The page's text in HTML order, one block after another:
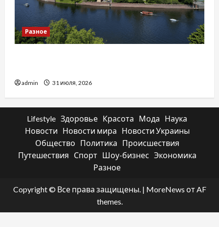
Разное
admin 31 июля, 2026
Lifestyle Здоровье Красота Мода
Наука
Новости
Новости мира
Новости Украины
Общество
Политика
Происшествия
Путешествия
Спорт Шоу-бизнес Экономика
Разное
Copyright © Все права защищены. | MoreNews от AF
themes.